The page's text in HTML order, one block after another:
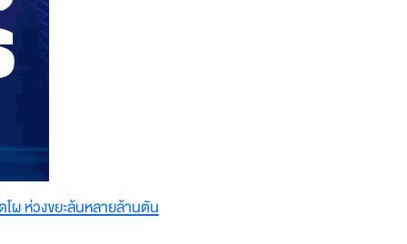
ห่วงขยะล้นหลายล้านตัน